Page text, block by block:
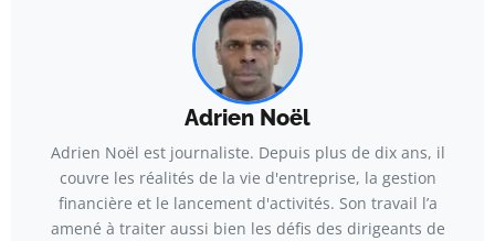
Adrien Noël
Adrien Noël est journaliste. Depuis plus de dix ans, il
couvre les réalités de la vie d'entreprise, la gestion
financière et le lancement d'activités. Son travail l’a
amené à traiter aussi bien les défis des dirigeants de